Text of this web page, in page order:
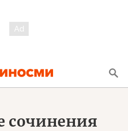
сочинения